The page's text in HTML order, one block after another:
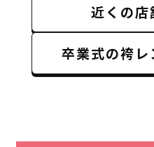
近くの店
卒業式の袴レ